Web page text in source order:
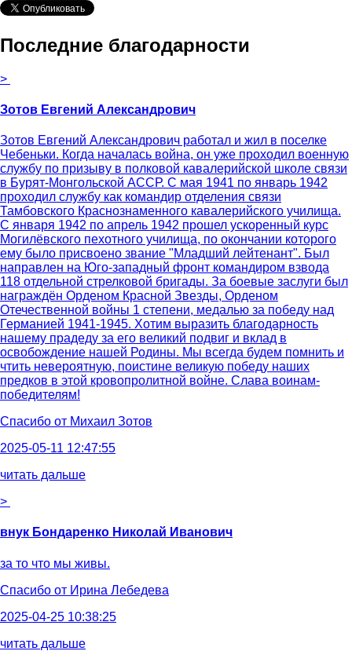
Последние благодарности
>
Зотов Евгений Александрович
Зотов Евгений Александрович работал и жил в поселке
Чебеньки. Когда началась война, он уже проходил военную
службу по призыву в полковой кавалерийской школе связи
в Бурят-Монгольской АССР. С мая 1941 по январь 1942
проходил службу как командир отделения связи
Тамбовского Краснознаменного кавалерийского училища.
С января 1942 по апрель 1942 прошел ускоренный курс
Могилёвского пехотного училища, по окончании которого
ему было присвоено звание "Младший лейтенант". Был
направлен на Юго-западный фронт командиром взвода
118 отдельной стрелковой бригады. За боевые заслуги был
награждён Орденом Красной Звезды, Орденом
Отечественной войны 1 степени, медалью за победу над
Германией 1941-1945. Хотим выразить благодарность
нашему прадеду за его великий подвиг и вклад в
освобождение нашей Родины. Мы всегда будем помнить и
чтить невероятную, поистине великую победу наших
предков в этой кровопролитной войне. Слава воинам-
победителям!
Спасибо от Михаил Зотов
2025-05-11 12:47:55
читать дальше
>
внук Бондаренко Николай Иванович
за то что мы живы.
Спасибо от Ирина Лебедева
2025-04-25 10:38:25
читать дальше